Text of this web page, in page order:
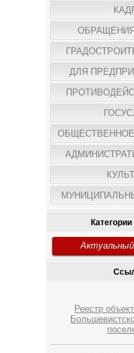
ДЛЯ
Актуальный
Реестр